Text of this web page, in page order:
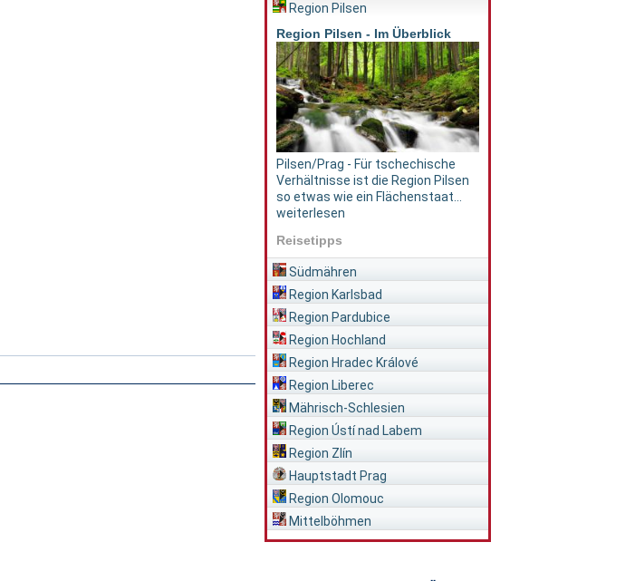
Region Pilsen
Region Pilsen - Im Überblick
Pilsen/Prag - Für tschechische
Verhältnisse ist die Region Pilsen
so etwas wie ein Flächenstaat...
weiterlesen
Reisetipps
Südmähren
Region Karlsbad
Region Pardubice
Region Hochland
Region Hradec Králové
Region Liberec
Mährisch-Schlesien
Region Ústí nad Labem
Region Zlín
Hauptstadt Prag
Region Olomouc
Mittelböhmen